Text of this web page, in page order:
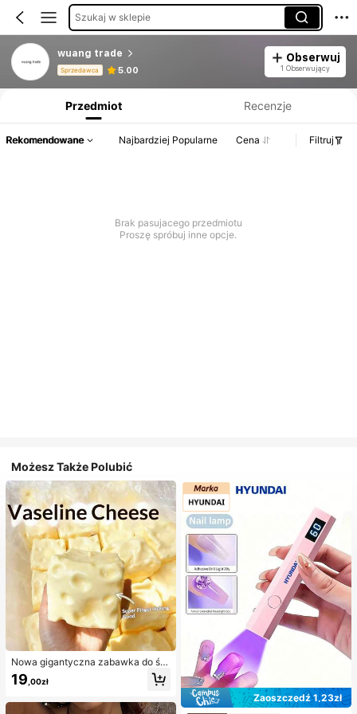
Szukaj w sklepie
wuang trade
Sprzedawca 5.00
Obserwuj
1 Obserwujący
Przedmiot Recenzje
Rekomendowane Najbardziej Popularne Cena Filtruj
Brak pasujacego przedmiotu
Proszę spróbuj inne opcje.
Możesz Także Polubić
Nowa gigantyczna zabawka do ści
skania w kształcie sera z nadzienie
m, kwadratowa piłka serowa do ści
a, powolne odbijanie, obudowa z T
19 ,00zł
Zaoszczędź 1,23zł